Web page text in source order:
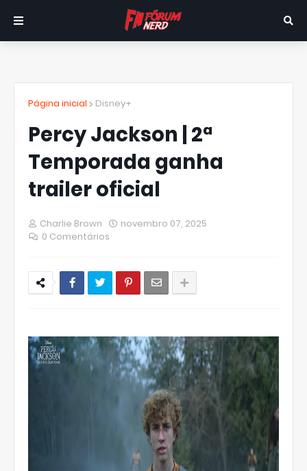
Página inicial Disney+
Percy Jackson | 2ª
Temporada ganha
trailer oficial
Charlie Brown
novembro 07, 2025
0 Comentários